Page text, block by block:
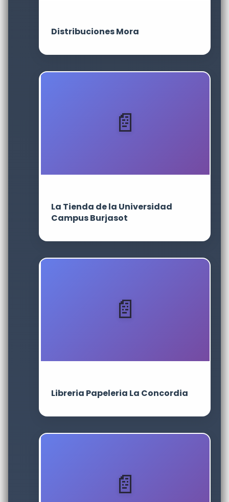
Distribuciones Mora
La Tienda de la Universidad
Campus Burjasot
Libreria Papeleria La Concordia